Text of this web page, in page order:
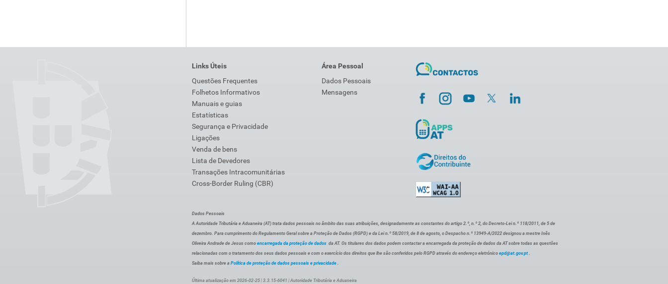
Links Úteis
Questões Frequentes
Folhetos Informativos
Manuais e guias
Estatísticas
Segurança e Privacidade
Ligações
Venda de bens
Lista de Devedores
Transações Intracomunitárias
Cross-Border Ruling (CBR)
Área Pessoal
Dados Pessoais
Mensagens
Dados Pessoais
A Autoridade Tributária e Aduaneira (AT) trata dados pessoais no âmbito das suas atribuições, designadamente as constantes do artigo 2.º, n.º 2, do Decreto-Lei n.º 118/2011, de 5 de
dezembro. Para cumprimento do Regulamento Geral sobre a Proteção de Dados (RGPD) e da Lei n.º 58/2019, de 8 de agosto, o Despacho n.º 13949-A/2022 designou a mestre Inês
Oliveira Andrade de Jesus como encarregada da proteção de dados da AT. Os titulares dos dados podem contactar a encarregada da proteção de dados da AT sobre todas as questões
relacionadas com o tratamento dos seus dados pessoais e com o exercício dos direitos que lhe são conferidos pelo RGPD através do endereço eletrónico epd@at.gov.pt .
Saiba mais sobre a Política de proteção de dados pessoais e privacidade .
Última atualização em 2026-02-25 | 3.3.15-6041 | Autoridade Tributária e Aduaneira